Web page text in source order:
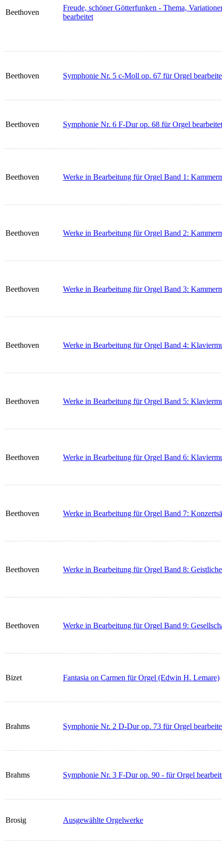
Beethoven
Freude, schöner Götterfunken - Thema,
bearbeitet
Beethoven Symphonie Nr. 5 c-Moll op. 67 für Orgel
Beethoven Symphonie Nr. 6 F-Dur op. 68 für Orgel bearbeitet
Beethoven Werke in Bearbeitung für Orgel Band 1:
Beethoven Werke in Bearbeitung für Orgel Band 2:
Beethoven Werke in Bearbeitung für Orgel Band 3:
Beethoven Werke in Bearbeitung für Orgel Band 4:
Beethoven Werke in Bearbeitung für Orgel Band 5:
Beethoven Werke in Bearbeitung für Orgel Band 6:
Beethoven Werke in Bearbeitung für Orgel Band 7:
Beethoven Werke in Bearbeitung für Orgel Band 8:
Beethoven Werke in Bearbeitung für Orgel Band 9:
Bizet Fantasia on Carmen für Orgel (Edwin H. Lemare)
Brahms Symphonie Nr. 2 D-Dur op. 73 für Orgel
Brahms Symphonie Nr. 3 F-Dur op. 90 - für Orgel
Brosig Ausgewählte Orgelwerke